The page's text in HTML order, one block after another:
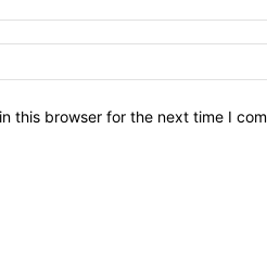
this browser for the next time I